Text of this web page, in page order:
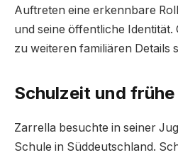
Auftreten eine erkennbare
und seine öffentliche Identität.
zu weiteren familiären Details
Schulzeit und
Zarrella besuchte in seiner
Schule in Süddeutschland.